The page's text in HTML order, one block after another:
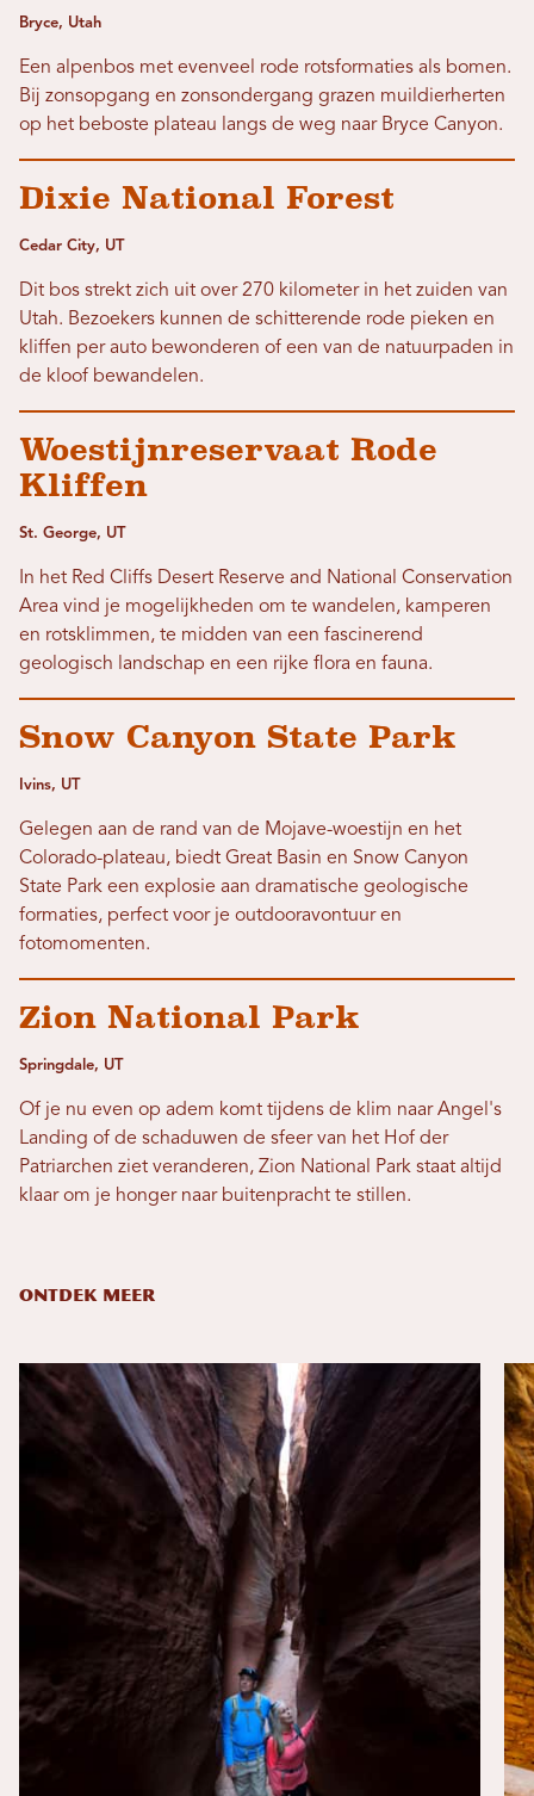
Bryce, Utah
Een alpenbos met evenveel rode rotsformaties als bomen.
Bij zonsopgang en zonsondergang grazen muildierherten
op het beboste plateau langs de weg naar Bryce Canyon.
Dixie National Forest
Cedar City, UT
Dit bos strekt zich uit over 270 kilometer in het zuiden van
Utah. Bezoekers kunnen de schitterende rode pieken en
kliffen per auto bewonderen of een van de natuurpaden in
de kloof bewandelen.
Woestijnreservaat Rode
Kliffen
St. George, UT
In het Red Cliffs Desert Reserve and National Conservation
Area vind je mogelijkheden om te wandelen, kamperen
en rotsklimmen, te midden van een fascinerend
geologisch landschap en een rijke flora en fauna.
Snow Canyon State Park
Ivins, UT
Gelegen aan de rand van de Mojave-woestijn en het
Colorado-plateau, biedt Great Basin en Snow Canyon
State Park een explosie aan dramatische geologische
formaties, perfect voor je outdooravontuur en
fotomomenten.
Zion National Park
Springdale, UT
Of je nu even op adem komt tijdens de klim naar Angel's
Landing of de schaduwen de sfeer van het Hof der
Patriarchen ziet veranderen, Zion National Park staat altijd
klaar om je honger naar buitenpracht te stillen.
ONTDEK MEER